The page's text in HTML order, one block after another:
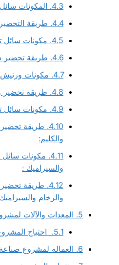
4.3. المكونات
4.4. طريقة
4.5. مكونات سائل
4.6. طريقة تحضير
4.7. مكونات
4.8. طريقة تحضير
4.9. مكونات سائل
4.10. طريقة
والكليم:
4.11. مكونات سائل
والسيراميك :
4.12. طريقة
والرخام
5. المعدات والآلات
5.1.
احتياج
6. العماله لمشروع